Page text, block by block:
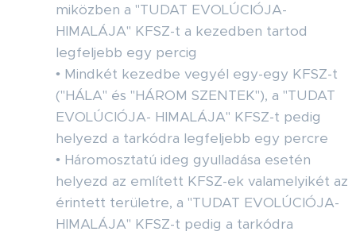
miközben a "TUDAT EVOLÚCIÓJA-
HIMALÁJA" KFSZ-t a kezedben tartod
legfeljebb egy percig
• Mindkét kezedbe vegyél egy-egy KFSZ-t
("HÁLA" és "HÁROM SZENTEK"), a "TUDAT
EVOLÚCIÓJA- HIMALÁJA" KFSZ-t pedig
helyezd a tarkódra legfeljebb egy percre
• Háromosztatú ideg gyulladása esetén
helyezd az említett KFSZ-ek valamelyikét az
érintett területre, a "TUDAT EVOLÚCIÓJA-
HIMALÁJA" KFSZ-t pedig a tarkódra